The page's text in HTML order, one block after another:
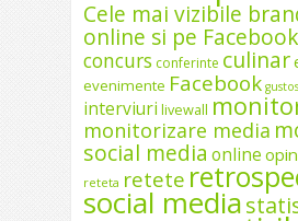
Cele mai vizibile
online si pe Facebook
concurs conferinte culinar
evenimente Facebook
interviuri livewall
monitorizare media
social media online
reteta retete
social media